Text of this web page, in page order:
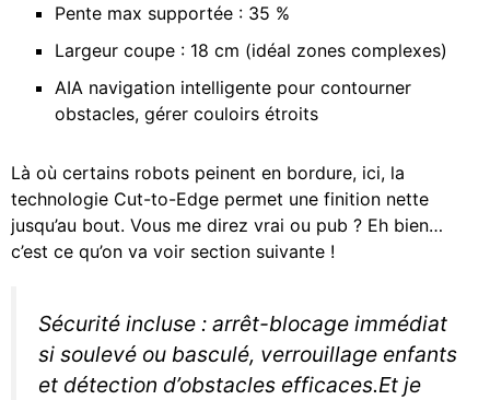
Pente max supportée : 35 %
Largeur coupe : 18 cm (idéal zones complexes)
AIA navigation intelligente pour contourner
obstacles, gérer couloirs étroits
Là où certains robots peinent en bordure, ici, la
technologie Cut-to-Edge permet une finition nette
jusqu’au bout. Vous me direz vrai ou pub ? Eh bien…
c’est ce qu’on va voir section suivante !
Sécurité incluse : arrêt-blocage immédiat
si soulevé ou basculé, verrouillage enfants
et détection d’obstacles efficaces.Et je